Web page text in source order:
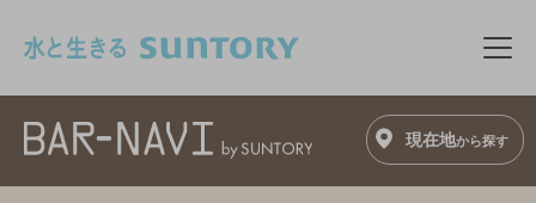
メ
現在地から探す